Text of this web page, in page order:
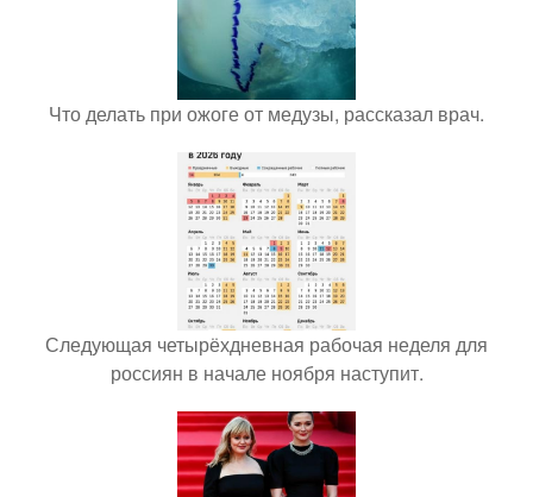
Что делать при ожоге от медузы, рассказал врач.
Следующая четырёхдневная рабочая неделя для
россиян в начале ноября наступит.